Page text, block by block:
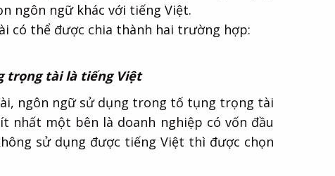
ngôn ngữ khác với tiếng Việt.
có thể được chia thành hai trường hợp:
trọng tài là tiếng Việt
ngôn ngữ sử dụng trong tố tụng trọng tài
một bên là doanh nghiệp có vốn đầu
sử dụng được tiếng Việt thì được chọn